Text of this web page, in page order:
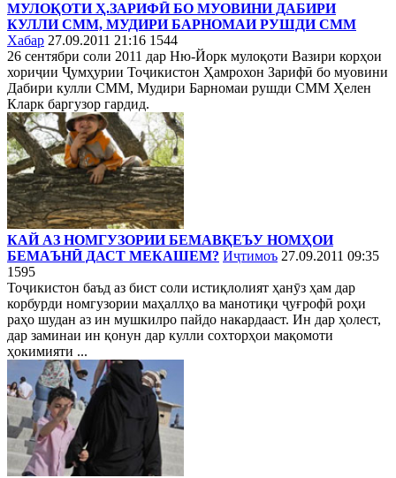
МУЛОҚОТИ Ҳ.ЗАРИФӢ БО МУОВИНИ ДАБИРИ
КУЛЛИ СММ, МУДИРИ БАРНОМАИ РУШДИ СММ
Хабар 27.09.2011 21:16 1544
26 сентябри соли 2011 дар Ню-Йорк мулоқоти Вазири корҳои
хориҷии Ҷумҳурии Тоҷикистон Ҳамрохон Зарифӣ бо муовини
Дабири кулли СММ, Мудири Барномаи рушди СММ Ҳелен
Кларк баргузор гардид.
КАЙ АЗ НОМГУЗОРИИ БЕМАВҚЕЪУ НОМҲОИ
БЕМАЪНӢ ДАСТ МЕКАШЕМ? Иҷтимоъ 27.09.2011 09:35
1595
Тоҷикистон баъд аз бист соли истиқлолият ҳанӯз ҳам дар
корбурди номгузории маҳаллҳо ва манотиқи ҷуғрофӣ роҳи
раҳо шудан аз ин мушкилро пайдо накардааст. Ин дар ҳолест,
дар заминаи ин қонун дар кулли сохторҳои мақомоти
ҳокимияти ...